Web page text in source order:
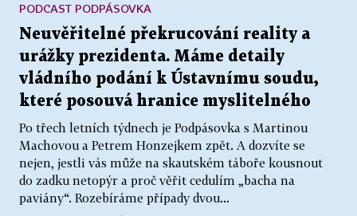
Neuvěřitelné překrucování reality a
urážky prezidenta. Máme detaily
vládního podání k Ústavnímu soudu,
které posouvá hranice myslitelného
Po třech letních týdnech je Podpásovka s Martinou
Machovou a Petrem Honzejkem zpět. A dozvíte se
nejen, jestli vás může na skautském táboře kousnout
do zadku netopýr a proč věřit cedulím „bacha na
paviány“. Rozebíráme případy dvou...
PODCAST PODPÁSOVKA